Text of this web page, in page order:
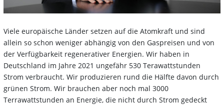
Viele europäische Länder setzen auf die Atomkraft und sind
allein so schon weniger abhängig von den Gaspreisen und von
der Verfügbarkeit regenerativer Energien. Wir haben in
Deutschland im Jahre 2021 ungefähr 530 Terawattstunden
Strom verbraucht. Wir produzieren rund die Hälfte davon durch
grünen Strom. Wir brauchen aber noch mal 3000
Terrawattstunden an Energie, die nicht durch Strom gedeckt